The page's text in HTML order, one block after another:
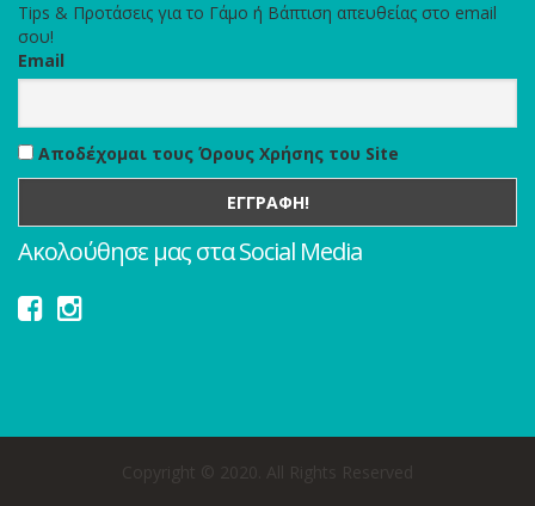
Tips & Προτάσεις για το Γάμο ή Βάπτιση απευθείας στο email
σου!
Email
Αποδέχομαι τους Όρους Χρήσης του Site
Ακολούθησε μας στα Social Media
Copyright © 2020. All Rights Reserved